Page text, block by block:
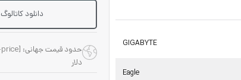
GIGABYTE
Eagle
دانلود کاتالوگ
دلار